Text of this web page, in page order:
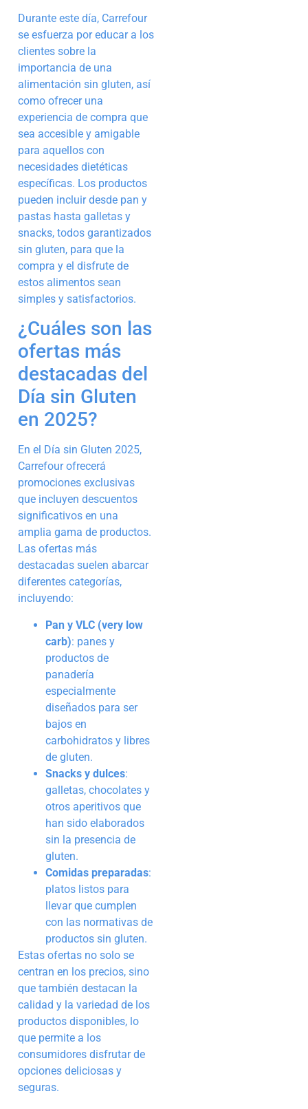
Durante este día, Carrefour
se esfuerza por educar a los
clientes sobre la
importancia de una
alimentación sin gluten, así
como ofrecer una
experiencia de compra que
sea accesible y amigable
para aquellos con
necesidades dietéticas
específicas. Los productos
pueden incluir desde pan y
pastas hasta galletas y
snacks, todos garantizados
sin gluten, para que la
compra y el disfrute de
estos alimentos sean
simples y satisfactorios.
¿Cuáles son las
ofertas más
destacadas del
Día sin Gluten
en 2025?
En el Día sin Gluten 2025,
Carrefour ofrecerá
promociones exclusivas
que incluyen descuentos
significativos en una
amplia gama de productos.
Las ofertas más
destacadas suelen abarcar
diferentes categorías,
incluyendo:
Pan y VLC (very low
carb): panes y
productos de
panadería
especialmente
diseñados para ser
bajos en
carbohidratos y libres
de gluten.
Snacks y dulces:
galletas, chocolates y
otros aperitivos que
han sido elaborados
sin la presencia de
gluten.
Comidas preparadas:
platos listos para
llevar que cumplen
con las normativas de
productos sin gluten.
Estas ofertas no solo se
centran en los precios, sino
que también destacan la
calidad y la variedad de los
productos disponibles, lo
que permite a los
consumidores disfrutar de
opciones deliciosas y
seguras.